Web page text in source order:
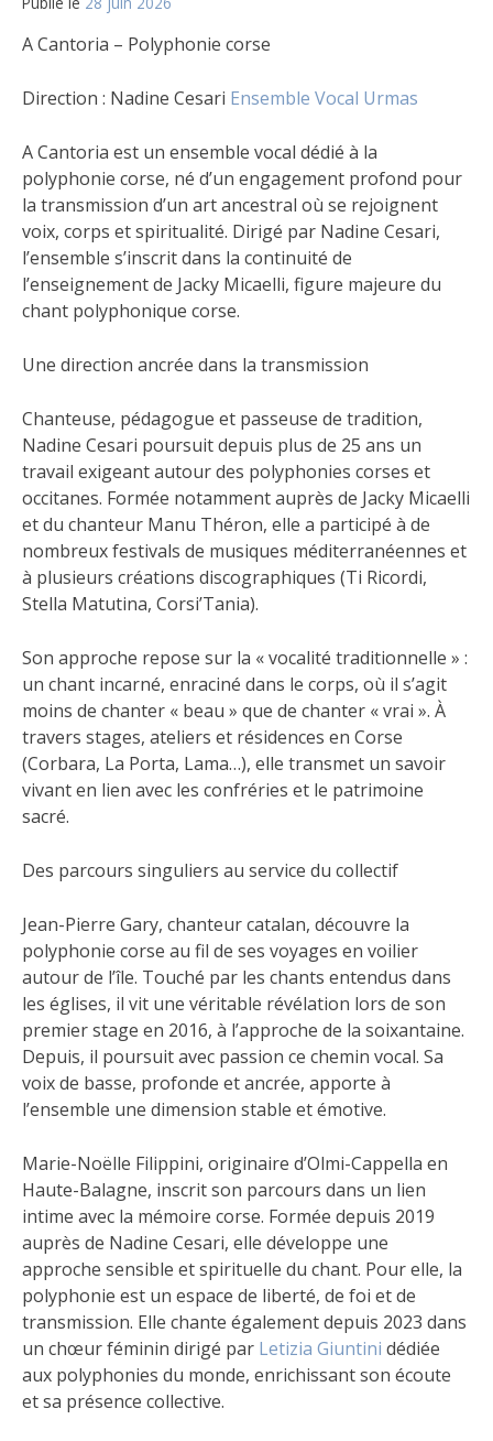
A Cantoria – Polyphonie corse
Direction : Nadine Cesari Ensemble Vocal Urmas
A Cantoria est un ensemble vocal dédié à la
polyphonie corse, né d’un engagement profond pour
la transmission d’un art ancestral où se rejoignent
voix, corps et spiritualité. Dirigé par Nadine Cesari,
l’ensemble s’inscrit dans la continuité de
l’enseignement de Jacky Micaelli, figure majeure du
chant polyphonique corse.
Une direction ancrée dans la transmission
Chanteuse, pédagogue et passeuse de tradition,
Nadine Cesari poursuit depuis plus de 25 ans un
travail exigeant autour des polyphonies corses et
occitanes. Formée notamment auprès de Jacky Micaelli
et du chanteur Manu Théron, elle a participé à de
nombreux festivals de musiques méditerranéennes et
à plusieurs créations discographiques (Ti Ricordi,
Stella Matutina, Corsi’Tania).
Son approche repose sur la « vocalité traditionnelle » :
un chant incarné, enraciné dans le corps, où il s’agit
moins de chanter « beau » que de chanter « vrai ». À
travers stages, ateliers et résidences en Corse
(Corbara, La Porta, Lama…), elle transmet un savoir
vivant en lien avec les confréries et le patrimoine
sacré.
Des parcours singuliers au service du collectif
Jean-Pierre Gary, chanteur catalan, découvre la
polyphonie corse au fil de ses voyages en voilier
autour de l’île. Touché par les chants entendus dans
les églises, il vit une véritable révélation lors de son
premier stage en 2016, à l’approche de la soixantaine.
Depuis, il poursuit avec passion ce chemin vocal. Sa
voix de basse, profonde et ancrée, apporte à
l’ensemble une dimension stable et émotive.
Marie-Noëlle Filippini, originaire d’Olmi-Cappella en
Haute-Balagne, inscrit son parcours dans un lien
intime avec la mémoire corse. Formée depuis 2019
auprès de Nadine Cesari, elle développe une
approche sensible et spirituelle du chant. Pour elle, la
polyphonie est un espace de liberté, de foi et de
transmission. Elle chante également depuis 2023 dans
un chœur féminin dirigé par Letizia Giuntini dédiée
aux polyphonies du monde, enrichissant son écoute
et sa présence collective.